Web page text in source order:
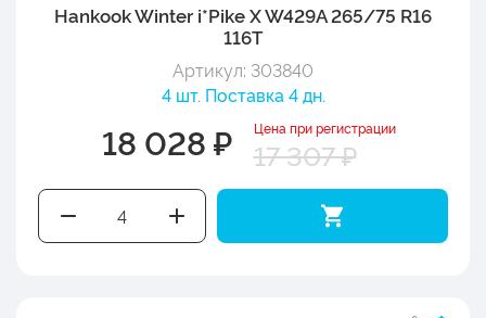
Hankook Winter i*Pike X W429A 265/75 R16
116T
Артикул: 303840
4 шт. Поставка 4 дн.
18 028 ₽ Цена при регистрации
17 307 ₽